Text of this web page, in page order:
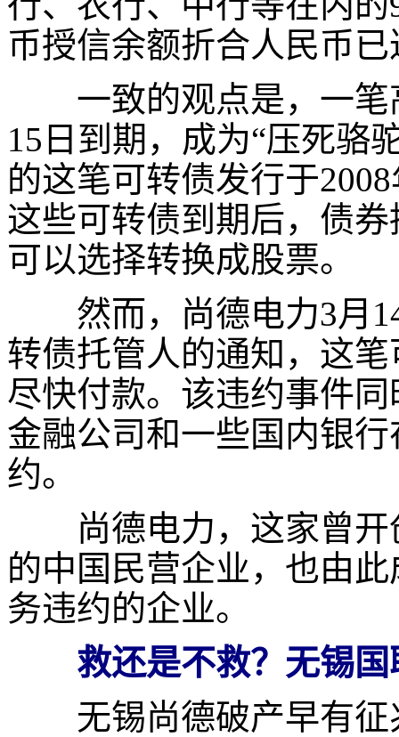
币授信余额折合人民币已
一致的观点是，一笔
15 日到期，成为“压死骆
的这笔可转债发行于2008
这些可转债到期后，债
可以选择转换成股票。
然而，尚德电力3月
转债托管人的通知，这
尽快付款。该违约事件
金融公司和一些国内银
约。
尚德电力，这家曾开
的中国民营企业，也由
务违约的企业。
救还是不救？无锡国
无锡尚德破产早有征